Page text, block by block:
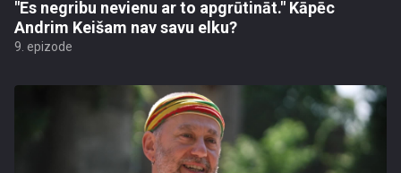
"Es negribu nevienu ar to apgrūtināt." Kāpēc
Andrim Keišam nav savu elku?
9. epizode